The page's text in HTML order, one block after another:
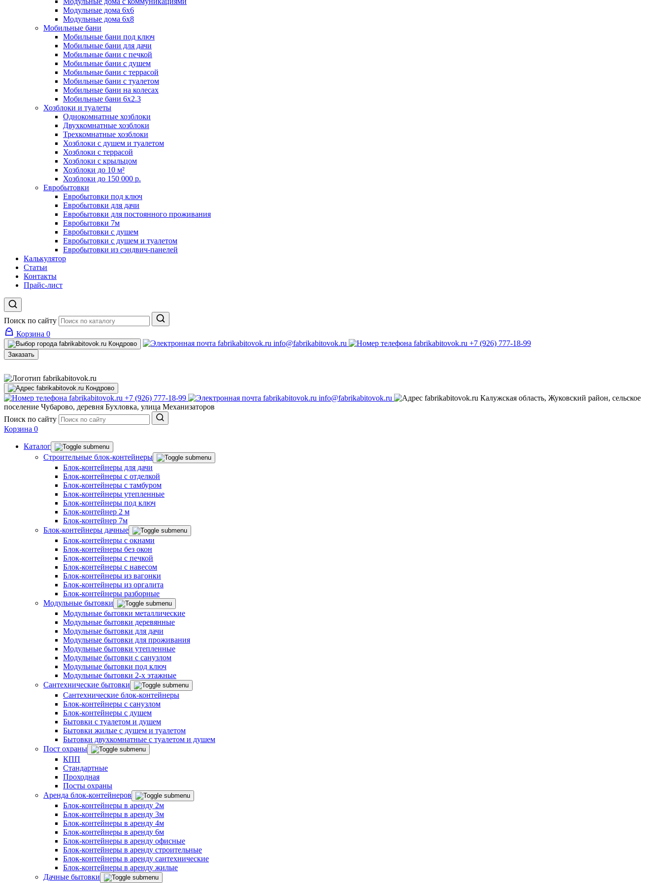
Модульные дома 6x6
Модульные дома 6x8
Мобильные бани
Мобильные бани под ключ
Мобильные бани для дачи
Мобильные бани с печкой
Мобильные бани с душем
Мобильные бани с террасой
Мобильные бани с туалетом
Мобильные бани на колесах
Мобильные бани 6х2.3
Хозблоки и туалеты
Однокомнатные хозблоки
Двухкомнатные хозблоки
Трехкомнатные хозблоки
Хозблоки с душем и туалетом
Хозблоки с террасой
Хозблоки с крыльцом
Хозблоки до 10 м²
Хозблоки до 150 000 р.
Евробытовки
Евробытовки под ключ
Евробытовки для дачи
Евробытовки для постоянного проживания
Евробытовки 7м
Евробытовки с душем
Евробытовки с душем и туалетом
Евробытовки из сэндвич-панелей
Калькулятор
Статьи
Контакты
Прайс-лист
Поиск по сайту
Корзина 0
Кондрово info@fabrikabitovok.ru +7 (926) 777-18-99
Заказать
Кондрово
+7 (926) 777-18-99 info@fabrikabitovok.ru
Калужская область, Жуковский район, сельское
поселение Чубарово, деревня Бухловка, улица Механизаторов
Поиск по сайту
Корзина 0
Каталог
Строительные блок-контейнеры
Блок-контейнеры для дачи
Блок-контейнеры с отделкой
Блок-контейнеры с тамбуром
Блок-контейнеры утепленные
Блок-контейнеры под ключ
Блок-контейнер 2 м
Блок-контейнер 7м
Блок-контейнеры дачные
Блок-контейнеры с окнами
Блок-контейнеры без окон
Блок-контейнеры с печкой
Блок-контейнеры с навесом
Блок-контейнеры из вагонки
Блок-контейнеры из оргалита
Блок-контейнеры разборные
Модульные бытовки
Модульные бытовки металлические
Модульные бытовки деревянные
Модульные бытовки для дачи
Модульные бытовки для проживания
Модульные бытовки утепленные
Модульные бытовки с санузлом
Модульные бытовки под ключ
Модульные бытовки 2-х этажные
Сантехнические бытовки
Сантехнические блок-контейнеры
Блок-контейнеры с санузлом
Блок-контейнеры с душем
Бытовки с туалетом и душем
Бытовки жилые с душем и туалетом
Бытовки двухкомнатные с туалетом и душем
Пост охраны
КПП
Стандартные
Проходная
Посты охраны
Аренда блок-контейнеров
Блок-контейнеры в аренду 2м
Блок-контейнеры в аренду 3м
Блок-контейнеры в аренду 4м
Блок-контейнеры в аренду 6м
Блок-контейнеры в аренду офисные
Блок-контейнеры в аренду строительные
Блок-контейнеры в аренду сантехнические
Блок-контейнеры в аренду жилые
Дачные бытовки